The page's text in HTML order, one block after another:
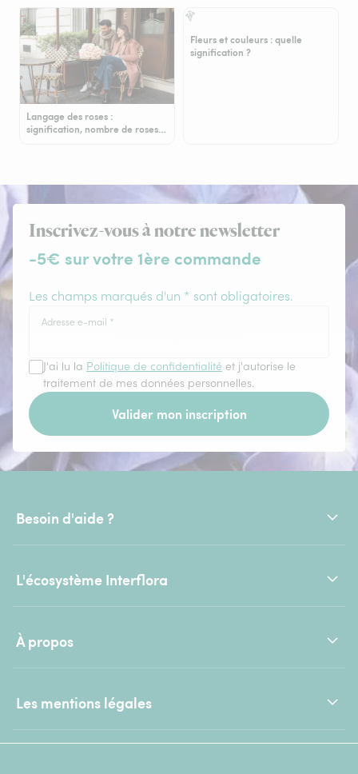
Langage des roses :
signification, nombre de roses…
Fleurs et couleurs : quelle
signification ?
Inscrivez-vous à notre newsletter
-5€ sur votre 1ère commande
Les champs marqués d'un * sont obligatoires.
Adresse e-mail *
J'ai lu la Politique de confidentialité et j'autorise le
traitement de mes données personnelles.
Valider mon inscription
Besoin d'aide ?
L'écosystème Interflora
À propos
Les mentions légales